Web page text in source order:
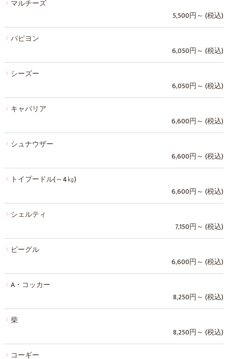
マルチーズ
5,500円～ (税込)
パピヨン
6,050円～ (税込)
シーズー
6,050円～ (税込)
キャバリア
6,600円～ (税込)
シュナウザー
6,600円～ (税込)
トイプードル(～4㎏)
6,600円～ (税込)
シェルティ
7,150円～ (税込)
ビーグル
6,600円～ (税込)
A・コッカー
8,250円～ (税込)
柴
8,250円～ (税込)
コーギー